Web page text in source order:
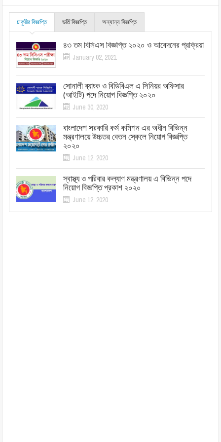
চাকুরীর বিজ্ঞপ্তি ভর্তি বিজ্ঞপ্তি অন্যান্য বিজ্ঞপ্তি
৪৩ তম বিসিএস বিজ্ঞপ্তি ২০২০ ও আবেদনের প্রক্রিয়া
January 02, 2021
সোনালী ব্যাংক ও বিডিবিএল এ সিনিয়র অফিসার
(আইটি) পদে নিয়োগ বিজ্ঞপ্তি ২০২০
June 30, 2020
বাংলাদেশ সরকারি কর্ম কমিশন এর অধীন বিভিন্ন
মন্ত্রণালয়ে উচ্চতর বেতন স্কেলে নিয়োগ বিজ্ঞপ্তি
২০২০
June 12, 2020
স্বাস্থ্য ও পরিবার কল্যাণ মন্ত্রণালয় এ বিভিন্ন পদে
নিয়োগ বিজ্ঞপ্তি প্রকাশ ২০২০
June 12, 2020